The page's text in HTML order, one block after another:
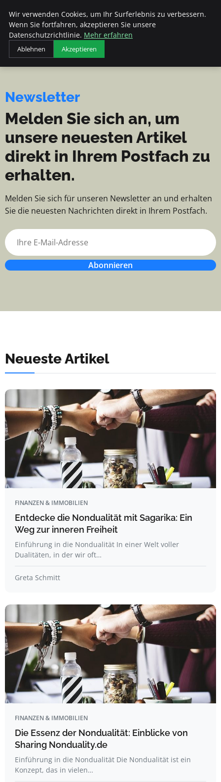
Veranstaltungen Fds -
Veranstaltungen
Fds
NACHRICHTEN, TIPPS UND
EINBLICKE
Newsletter
Melden Sie sich an, um
unsere neuesten Artikel
direkt in Ihrem Postfach zu
erhalten.
Melden Sie sich für unseren Newsletter an und erhalten
Sie die neuesten Nachrichten direkt in Ihrem Postfach.
Abonnieren
Neueste Artikel
FINANZEN & IMMOBILIEN
Entdecke die Nondualität mit Sagarika: Ein
Weg zur inneren Freiheit
Einführung in die Nondualität In einer Welt voller
Dualitäten, in der wir oft…
Greta Schmitt
FINANZEN & IMMOBILIEN
Die Essenz der Nondualität: Einblicke von
Sharing Nonduality.de
Einführung in die Nondualität Die Nondualität ist ein
Konzept, das in vielen…
Wir verwenden Cookies, um Ihr Surferlebnis zu verbessern.
Wenn Sie fortfahren, akzeptieren Sie unsere
Datenschutzrichtlinie. Mehr erfahren
Ablehnen Akzeptieren